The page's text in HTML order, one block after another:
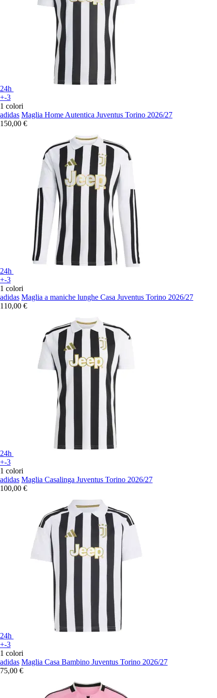
24h
+-3
1 colori
adidas Maglia Home Autentica Juventus Torino 2026/27
150,00 €
24h
+-3
1 colori
adidas Maglia a maniche lunghe Casa Juventus Torino 2026/27
110,00 €
24h
+-3
1 colori
adidas Maglia Casalinga Juventus Torino 2026/27
100,00 €
24h
+-3
1 colori
adidas Maglia Casa Bambino Juventus Torino 2026/27
75,00 €